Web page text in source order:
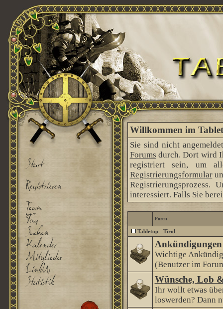
Willkommen im
Sie sind nicht
Forums durch. Dort wird
registriert sein, um
Registrierungsformular
Registrierungsprozess.
interessiert. Falls Sie
Foren
Tabletop - Tirol
Ankündigungen
Wichtige
(Benutzer im
Wünsche, Lob
Ihr wollt etwas
loswerden? Dann